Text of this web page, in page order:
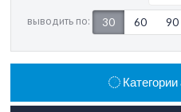
выводить по: 30 60 90
Категории